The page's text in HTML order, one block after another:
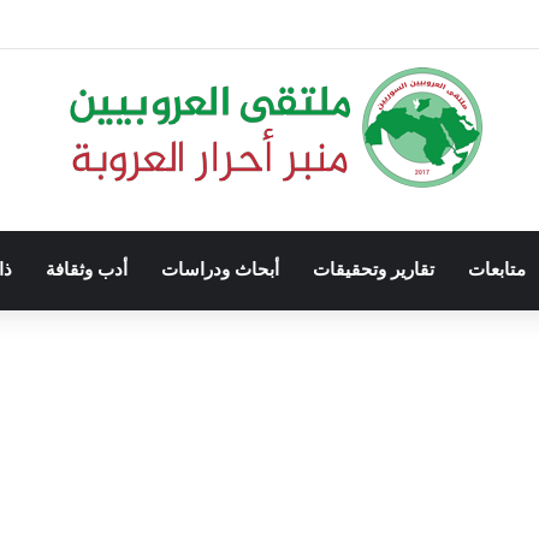
متابعات تقارير وتحقيقات أبحاث ودراسات أدب وثقافة